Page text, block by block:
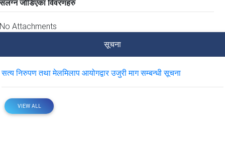
संलग्न जोडिएका विवरणहरु
No Attachments
सूचना
सत्य निरुपण तथा मेलमिलाप आयोगद्वार उजुरी माग सम्बन्धी सूचना
VIEW ALL